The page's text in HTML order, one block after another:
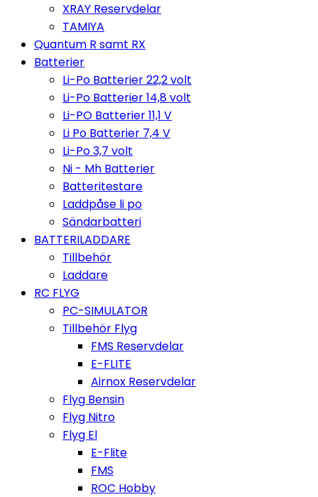
XRAY Reservdelar
TAMIYA
Quantum R samt RX
Batterier
Li-Po Batterier 22,2 volt
Li-Po Batterier 14,8 volt
Li-PO Batterier 11,1 V
Li Po Batterier 7,4 V
Li-Po 3,7 volt
Ni - Mh Batterier
Batteritestare
Laddpåse li po
Sändarbatteri
BATTERILADDARE
Tillbehör
Laddare
RC FLYG
PC-SIMULATOR
Tillbehör Flyg
FMS Reservdelar
E-FLITE
Airnox Reservdelar
Flyg Bensin
Flyg Nitro
Flyg El
E-Flite
FMS
ROC Hobby